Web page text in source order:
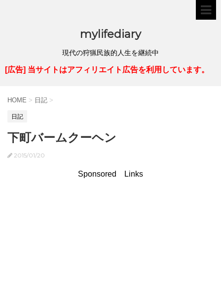
mylifediary
現代の狩猟民族的人生を継続中
[広告] 当サイトはアフィリエイト広告を利用しています。
HOME > 日記 >
日記
下町バームクーヘン
2015/01/20
Sponsored Links